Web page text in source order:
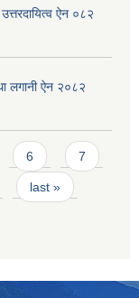
ऐन ०८२
लगानी ऐन २०८२
6 7
last »